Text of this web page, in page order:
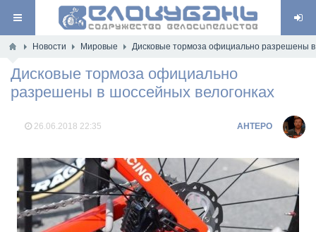
Новости Мировые Дисковые тормоза официально разрешены
Дисковые тормоза официально
разрешены в шоссейных велогонках
26.06.2018 22:35 AHTEPO